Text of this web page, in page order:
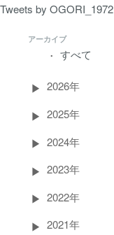
Tweets by OGORI_1972
アーカイブ
すべて
2026年
2025年
2024年
2023年
2022年
2021年